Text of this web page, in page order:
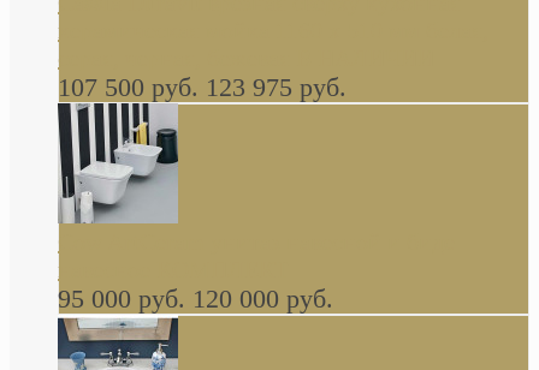
керамическая мойка 1160 x 510 мм белая,
серая, черная, бежевая В НАЛИЧИИ
107 500 руб. 123 975 руб.
навесное КОМПЛЕКТ
95 000 руб. 120 000 руб.